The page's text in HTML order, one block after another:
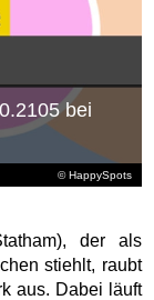
© HappySpots
bei
der als
stiehlt, raubt
aus. Dabei läuft